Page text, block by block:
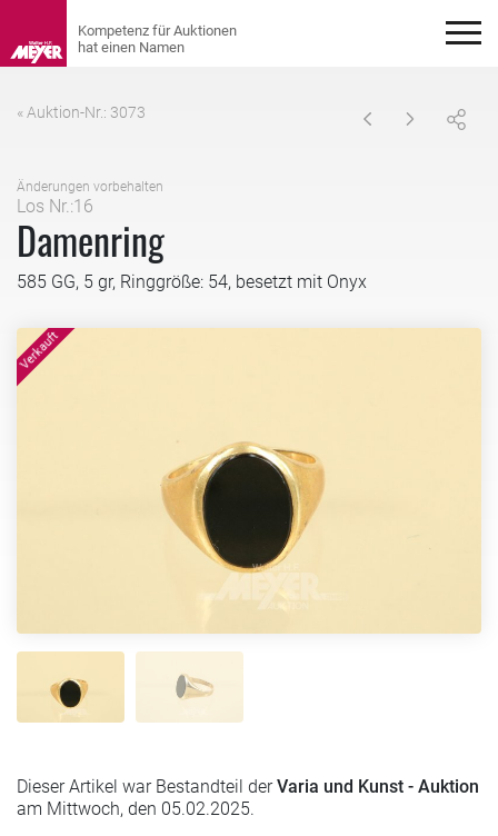
« Auktion-Nr.: 3073
Änderungen vorbehalten
Los Nr.:16
Damenring
585 GG, 5 gr, Ringgröße: 54, besetzt mit Onyx
Dieser Artikel war Bestandteil derVaria und Kunst - Auktion
am Mittwoch, den 05.02.2025.